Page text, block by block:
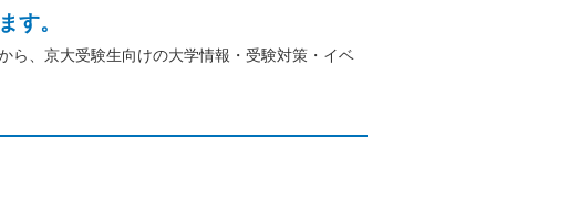
す。
ら、京大受験生向けの大学情報・受験対策・イベ